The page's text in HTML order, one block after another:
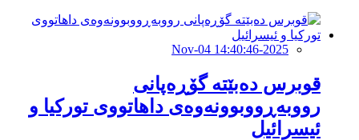
2025-Nov-04 14:40:46
قوبرس دەبێتە گۆڕەپانى
رووبەڕووبوونەوەى داهاتووى تورکیا و
ئیسرائیل